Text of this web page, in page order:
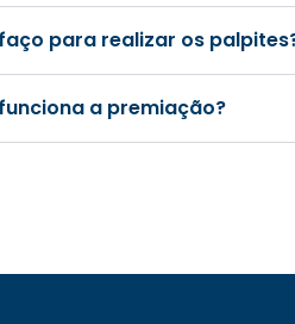
para realizar os
a premiação?